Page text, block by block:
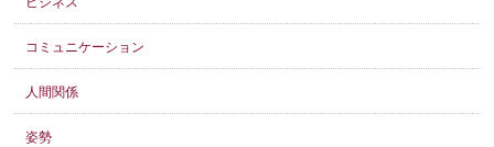
コミュニケーション
人間関係
姿勢